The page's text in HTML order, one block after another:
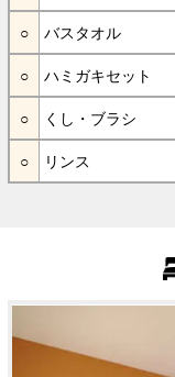
バスタオル
ハミガキセット
くし・ブラシ
リンス